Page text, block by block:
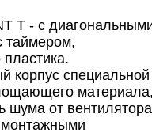
T - с
таймером,
пластика.
корпус специальной
шума от
монтажными